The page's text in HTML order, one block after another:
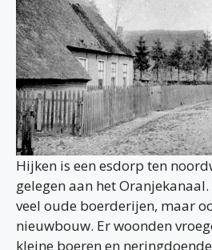
Hijken is een esdorp ten
gelegen aan het
veel oude boerderijen, maar
nieuwbouw. Er woonden
kleine boeren en